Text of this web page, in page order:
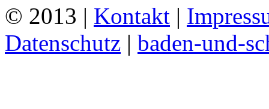
© 2013 | Kontakt |
Datenschutz | baden-und-